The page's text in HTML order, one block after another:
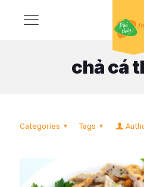
chả cá
Categories Tags